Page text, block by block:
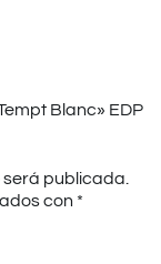
Blanc» EDP
publicada.
con *